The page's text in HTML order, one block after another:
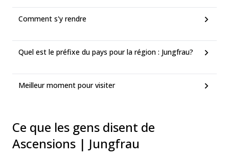
Comment s'y rendre
Quel est le préfixe du pays pour la région : Jungfrau?
Meilleur moment pour visiter
Ce que les gens disent de
Ascensions | Jungfrau